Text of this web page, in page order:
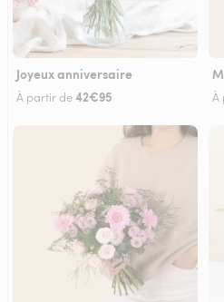
Joyeux anniversaire
À partir de42€95 À